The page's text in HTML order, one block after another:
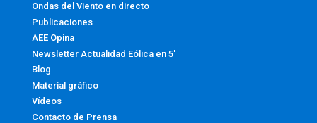
Ondas del Viento en directo
Publicaciones
AEE Opina
Newsletter Actualidad Eólica en 5′
Blog
Material gráfico
Vídeos
Contacto de Prensa